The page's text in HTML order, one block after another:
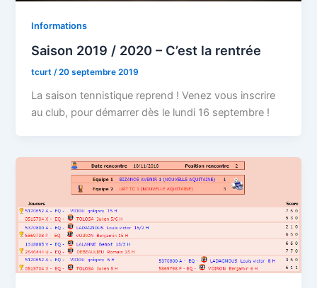
Informations
Saison 2019 / 2020 – C’est la rentrée
tcurt /20 septembre 2019
La saison tennistique reprend ! Venez vous inscrire
au club, pour démarrer dès le lundi 16 septembre !